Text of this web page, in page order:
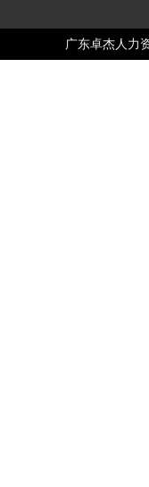
广东卓杰人力